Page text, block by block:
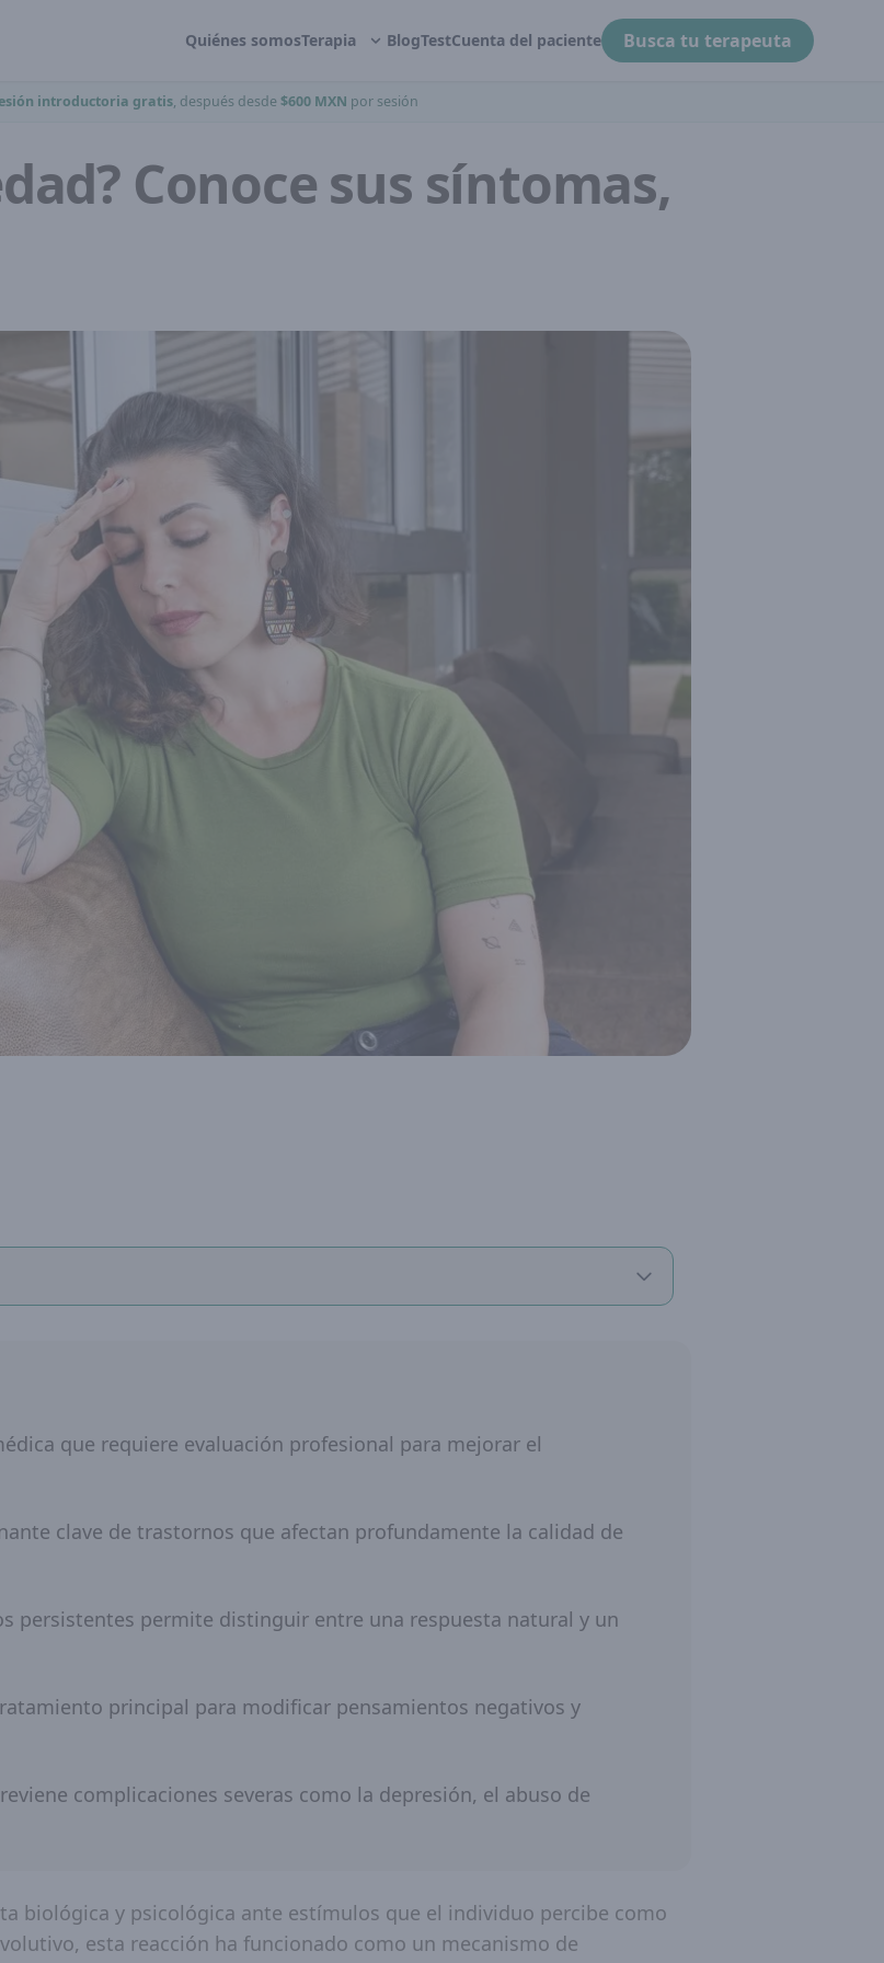
Quiénes somosTerapia BlogTestCuenta del paciente Busca tu terapeuta
introductoria gratis, después desde $600 MXN por sesión
Conoce sus síntomas,
que requiere evaluación profesional para mejorar el
clave de trastornos que afectan profundamente la calidad de
persistentes permite distinguir entre una respuesta natural y un
principal para modificar pensamientos negativos y
complicaciones severas como la depresión, el abuso de
biológica y psicológica ante estímulos que el individuo percibe como
esta reacción ha funcionado como un mecanismo de